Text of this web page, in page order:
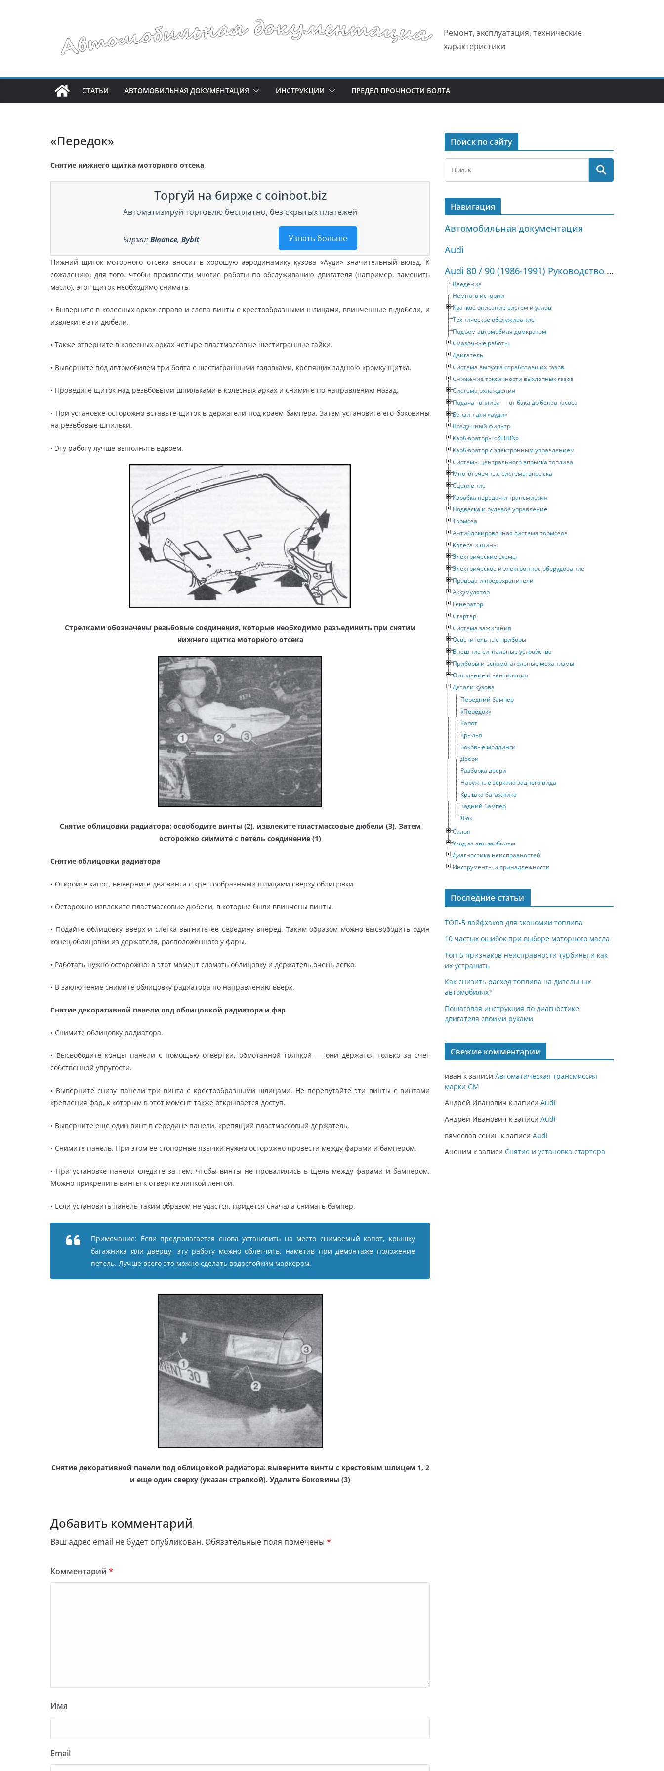
Ремонт, эксплуатация, технические
характеристики
СТАТЬИ АВТОМОБИЛЬНАЯ ДОКУМЕНТАЦИЯ ИНСТРУКЦИИ ПРЕДЕЛ ПРОЧНОСТИ БОЛТА
«Передок»
Снятие нижнего щитка моторного отсека
Торгуй на бирже с coinbot.biz
Автоматизируй торговлю бесплатно, без скрытых платежей
Узнать больше
Биржи: Binance, Bybit
Нижний щиток моторного отсека вносит в хорошую аэродинамику кузова «Ауди» значительный вклад. К
сожалению, для того, чтобы произвести многие работы по обслуживанию двигателя (например, заменить
масло), этот щиток необходимо снимать.
• Выверните в колесных арках справа и слева винты с крестообразными шлицами, ввинченные в дюбели, и
извлеките эти дюбели.
• Также отверните в колесных арках четыре пластмассовые шестигранные гайки.
• Выверните под автомобилем три болта с шестигранными головками, крепящих заднюю кромку щитка.
• Проведите щиток над резьбовыми шпильками в колесных арках и снимите по направлению назад.
• При установке осторожно вставьте щиток в держатели под краем бампера. Затем установите его боковины
на резьбовые шпильки.
• Эту работу лучше выполнять вдвоем.
Стрелками обозначены резьбовые соединения, которые необходимо разъединить при снятии
нижнего щитка моторного отсека
Снятие облицовки радиатора: освободите винты (2), извлеките пластмассовые дюбели (3). Затем
осторожно снимите с петель соединение (1)
Снятие облицовки радиатора
• Откройте капот, выверните два винта с крестообразными шлицами сверху облицовки.
• Осторожно извлеките пластмассовые дюбели, в которые были ввинчены винты.
• Подайте облицовку вверх и слегка выгните ее середину вперед. Таким образом можно высвободить один
конец облицовки из держателя, расположенного у фары.
• Работать нужно осторожно: в этот момент сломать облицовку и держатель очень легко.
• В заключение снимите облицовку радиатора по направлению вверх.
Снятие декоративной панели под облицовкой радиатора и фар
• Снимите облицовку радиатора.
• Высвободите концы панели с помощью отвертки, обмотанной тряпкой — они держатся только за счет
собственной упругости.
• Выверните снизу панели три винта с крестообразными шлицами. Не перепутайте эти винты с винтами
крепления фар, к которым в этот момент также открывается доступ.
• Выверните еще один винт в середине панели, крепящий пластмассовый держатель.
• Снимите панель. При этом ее стопорные язычки нужно осторожно провести между фарами и бампером.
• При установке панели следите за тем, чтобы винты не провалились в щель между фарами и бампером.
Можно прикрепить винты к отвертке липкой лентой.
• Если установить панель таким образом не удастся, придется сначала снимать бампер.
Примечание: Если предполагается снова установить на место снимаемый капот, крышку
багажника или дверцу, эту работу можно облегчить, наметив при демонтаже положение
петель. Лучше всего это можно сделать водостойким маркером.
Снятие декоративной панели под облицовкой радиатора: выверните винты с крестовым шлицем 1, 2
и еще один сверху (указан стрелкой). Удалите боковины (3)
Добавить комментарий
Ваш адрес email не будет опубликован. Обязательные поля помечены *
Комментарий *
Имя
Email
Поиск по сайту
Навигация
Автомобильная документация
Audi
Audi 80 / 90 (1986-1991) Руководство по ремонту и техническому обслуживанию
Введение
Немного истории
Краткое описание систем и узлов
Техническое обслуживание
Подъем автомобиля домкратом
Смазочные работы
Двигатель
Система выпуска отработавших газов
Снижение токсичности выхлопных газов
Система охлаждения
Подача топлива — от бака до бензонасоса
Бензин для «ауди»
Воздушный фильтр
Карбюраторы «KEIHIN»
Карбюратор с электронным управлением
Системы центрального впрыска топлива
Многоточечные системы впрыска
Сцепление
Коробка передач и трансмиссия
Подвеска и рулевое управление
Тормоза
Антиблокировочная система тормозов
Колеса и шины
Электрические схемы
Электрическое и электронное оборудование
Провода и предохранители
Аккумулятор
Генератор
Стартер
Система зажигания
Осветительные приборы
Внешние сигнальные устройства
Приборы и вспомогательные механизмы
Отопление и вентиляция
Детали кузова
Передний бампер
«Передок»
Капот
Крылья
Боковые молдинги
Двери
Разборка двери
Наружные зеркала заднего вида
Крышка багажника
Задний бампер
Люк
Салон
Уход за автомобилем
Диагностика неисправностей
Инструменты и принадлежности
Последние статьи
ТОП-5 лайфхаков для экономии топлива
10 частых ошибок при выборе моторного масла
Топ-5 признаков неисправности турбины и как
их устранить
Как снизить расход топлива на дизельных
автомобилях?
Пошаговая инструкция по диагностике
двигателя своими руками
Свежие комментарии
иван к записи Автоматическая трансмиссия
марки GM
Андрей Иванович к записи Audi
Андрей Иванович к записи Audi
вячеслав сенин к записи Audi
Аноним к записи Снятие и установка стартера